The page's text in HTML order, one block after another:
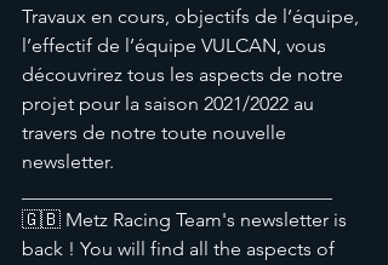
Travaux en cours, objectifs de l’équipe,
l’effectif de l’équipe VULCAN, vous
découvrirez tous les aspects de notre
projet pour la saison 2021/2022 au
travers de notre toute nouvelle
newsletter.
🇬🇧 Metz Racing Team's newsletter is
back ! You will find all the aspects of